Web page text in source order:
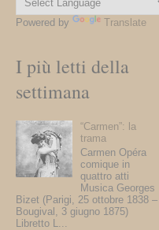
Powered by Translate
I più letti della
settimana
“Carmen”: la
trama
Carmen Opéra
comique in
quattro atti
Musica Georges
Bizet (Parigi, 25 ottobre 1838 –
Bougival, 3 giugno 1875)
Libretto L...